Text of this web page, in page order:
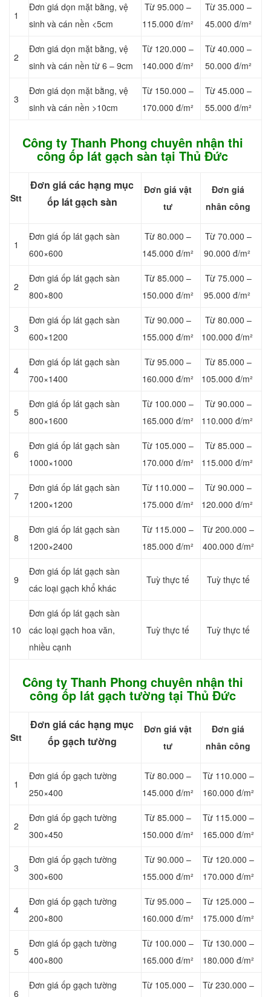
1
Đơn giá dọn mặt bằng, vệ
sinh và cán nền <5cm
Từ 95.000 –
115.000 đ/m²
Từ 35.000 –
45.000 đ/m²
2
Đơn giá dọn mặt bằng, vệ
sinh và cán nền từ 6 – 9cm
Từ 120.000 –
140.000 đ/m²
Từ 40.000 –
50.000 đ/m²
3
Đơn giá dọn mặt bằng, vệ
sinh và cán nền >10cm
Từ 150.000 –
170.000 đ/m²
Từ 45.000 –
55.000 đ/m²
Công ty Thanh Phong chuyên nhận thi
công ốp lát gạch sàn tại Thủ Đức
Stt
Đơn giá các hạng mục
ốp lát gạch sàn
Đơn giá vật
tư
Đơn giá
nhân công
1
Đơn giá ốp lát gạch sàn
600×600
Từ 80.000 –
145.000 đ/m²
Từ 70.000 –
90.000 đ/m²
2
Đơn giá ốp lát gạch sàn
800×800
Từ 85.000 –
150.000 đ/m²
Từ 75.000 –
95.000 đ/m²
3
Đơn giá ốp lát gạch sàn
600×1200
Từ 90.000 –
155.000 đ/m²
Từ 80.000 –
100.000 đ/m²
4
Đơn giá ốp lát gạch sàn
700×1400
Từ 95.000 –
160.000 đ/m²
Từ 85.000 –
105.000 đ/m²
5
Đơn giá ốp lát gạch sàn
800×1600
Từ 100.000 –
165.000 đ/m²
Từ 90.000 –
110.000 đ/m²
6
Đơn giá ốp lát gạch sàn
1000×1000
Từ 105.000 –
170.000 đ/m²
Từ 85.000 –
115.000 đ/m²
7
Đơn giá ốp lát gạch sàn
1200×1200
Từ 110.000 –
175.000 đ/m²
Từ 90.000 –
120.000 đ/m²
8
Đơn giá ốp lát gạch sàn
1200×2400
Từ 115.000 –
185.000 đ/m²
Từ 200.000 –
400.000 đ/m²
9
Đơn giá ốp lát gạch sàn
các loại gạch khổ khác
Tuỳ thực tế Tuỳ thực tế
10
Đơn giá ốp lát gạch sàn
các loại gạch hoa văn,
nhiều cạnh
Tuỳ thực tế Tuỳ thực tế
Công ty Thanh Phong chuyên nhận thi
công ốp lát gạch tường tại Thủ Đức
Stt
Đơn giá các hạng mục
ốp gạch tường
Đơn giá vật
tư
Đơn giá
nhân công
1
Đơn giá ốp gạch tường
250×400
Từ 80.000 –
145.000 đ/m²
Từ 110.000 –
160.000 đ/m²
2
Đơn giá ốp gạch tường
300×450
Từ 85.000 –
150.000 đ/m²
Từ 115.000 –
165.000 đ/m²
3
Đơn giá ốp gạch tường
300×600
Từ 90.000 –
155.000 đ/m²
Từ 120.000 –
170.000 đ/m²
4
Đơn giá ốp gạch tường
200×800
Từ 95.000 –
160.000 đ/m²
Từ 125.000 –
175.000 đ/m²
5
Đơn giá ốp gạch tường
400×800
Từ 100.000 –
165.000 đ/m²
Từ 130.000 –
180.000 đ/m²
6
Đơn giá ốp gạch tường
Từ 105.000 –
Từ 230.000 –